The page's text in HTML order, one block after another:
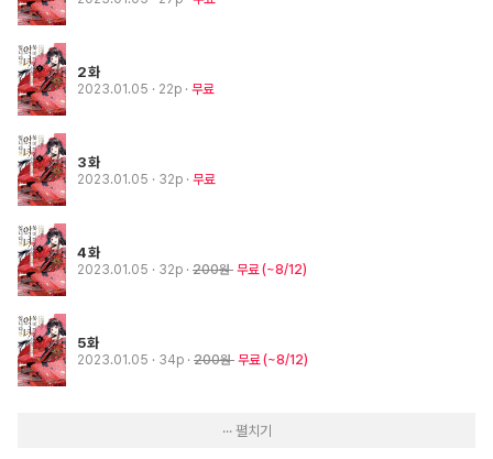
2화
2023.01.05 · 22p 무료
3화
2023.01.05 · 32p 무료
4화
2023.01.05 · 32p 200원 무료 (~8/12)
5화
2023.01.05 · 34p 200원 무료 (~8/12)
··· 펼치기